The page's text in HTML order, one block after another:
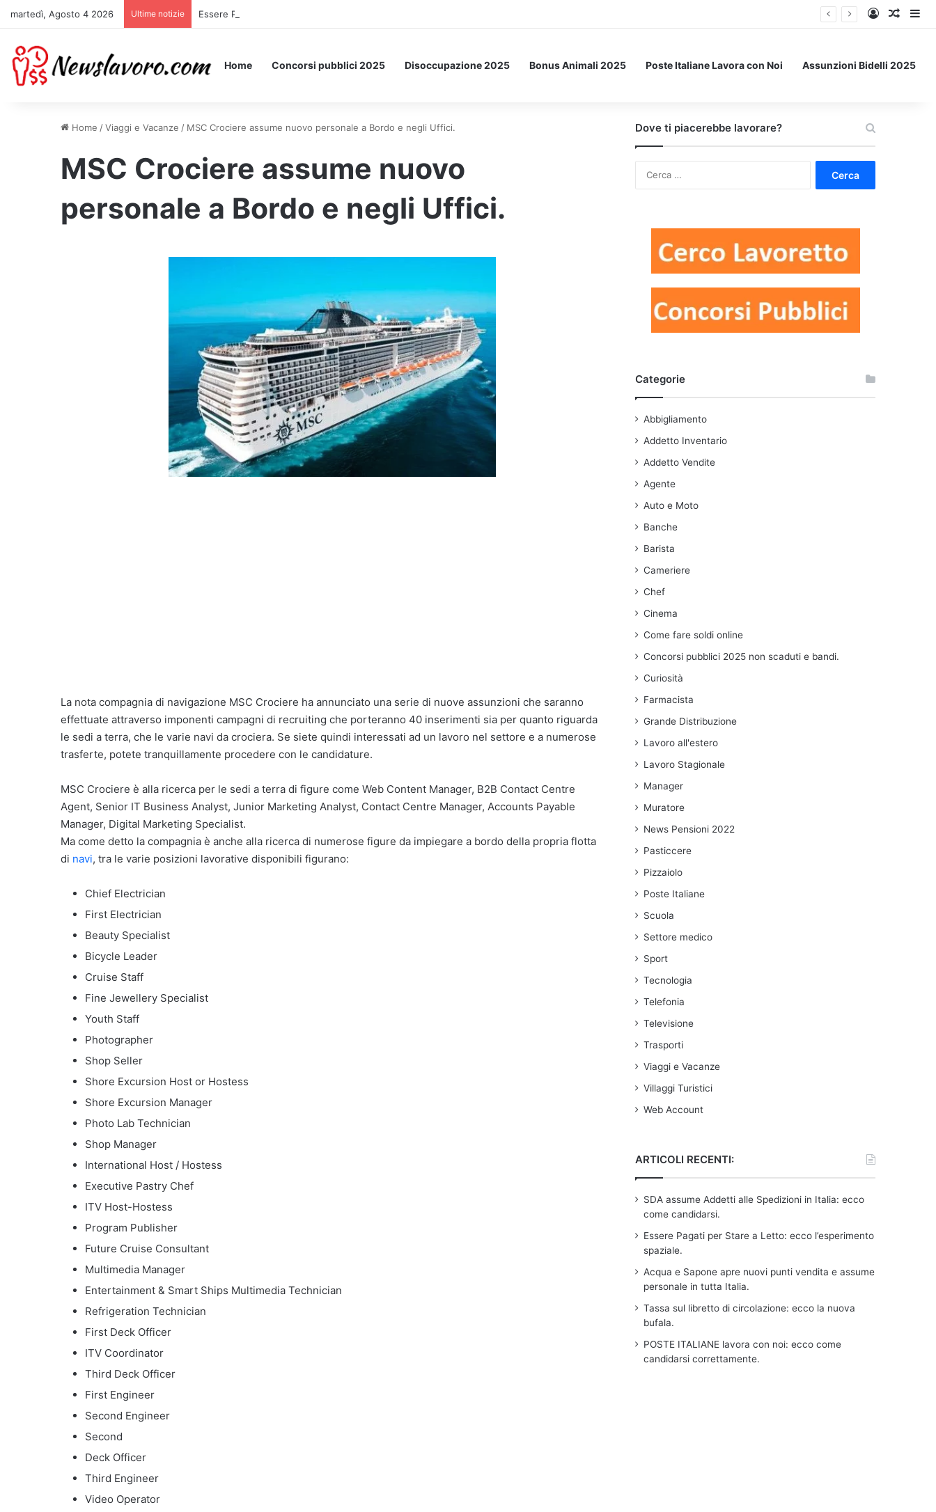
martedì, Agosto 4 2026 Ultime notizie Essere Pagati per Stare a Letto: ecco l’esperimento spaziale. Accedi
Un
Home Concorsi pubblici 2025 Disoccupazione 2025 Bonus Animali 2025 Poste Italiane Lavora con Noi Assunzioni Bidelli 2025
Home /Viaggi e Vacanze / MSC Crociere assume nuovo personale a Bordo e negli Uffici.
MSC Crociere assume nuovo
personale a Bordo e negli Uffici.
La nota compagnia di navigazione MSC Crociere ha annunciato una serie di nuove assunzioni che saranno
effettuate attraverso imponenti campagni di recruiting che porteranno 40 inserimenti sia per quanto riguarda
le sedi a terra, che le varie navi da crociera. Se siete quindi interessati ad un lavoro nel settore e a numerose
trasferte, potete tranquillamente procedere con le candidature.
MSC Crociere è alla ricerca per le sedi a terra di figure come Web Content Manager, B2B Contact Centre
Agent, Senior IT Business Analyst, Junior Marketing Analyst, Contact Centre Manager, Accounts Payable
Manager, Digital Marketing Specialist.
Ma come detto la compagnia è anche alla ricerca di numerose figure da impiegare a bordo della propria flotta
di navi, tra le varie posizioni lavorative disponibili figurano:
Chief Electrician
First Electrician
Beauty Specialist
Bicycle Leader
Cruise Staff
Fine Jewellery Specialist
Youth Staff
Photographer
Shop Seller
Shore Excursion Host or Hostess
Shore Excursion Manager
Photo Lab Technician
Shop Manager
International Host / Hostess
Executive Pastry Chef
ITV Host-Hostess
Program Publisher
Future Cruise Consultant
Multimedia Manager
Entertainment & Smart Ships Multimedia Technician
Refrigeration Technician
First Deck Officer
ITV Coordinator
Third Deck Officer
First Engineer
Second Engineer
Second
Deck Officer
Third Engineer
Video Operator
Dove ti piacerebbe lavorare?
Categorie
Abbigliamento
Addetto Inventario
Addetto Vendite
Agente
Auto e Moto
Banche
Barista
Cameriere
Chef
Cinema
Come fare soldi online
Concorsi pubblici 2025 non scaduti e bandi.
Curiosità
Farmacista
Grande Distribuzione
Lavoro all'estero
Lavoro Stagionale
Manager
Muratore
News Pensioni 2022
Pasticcere
Pizzaiolo
Poste Italiane
Scuola
Settore medico
Sport
Tecnologia
Telefonia
Televisione
Trasporti
Viaggi e Vacanze
Villaggi Turistici
Web Account
ARTICOLI RECENTI:
SDA assume Addetti alle Spedizioni in Italia: ecco
come candidarsi.
Essere Pagati per Stare a Letto: ecco l’esperimento
spaziale.
Acqua e Sapone apre nuovi punti vendita e assume
personale in tutta Italia.
Tassa sul libretto di circolazione: ecco la nuova
bufala.
POSTE ITALIANE lavora con noi: ecco come
candidarsi correttamente.